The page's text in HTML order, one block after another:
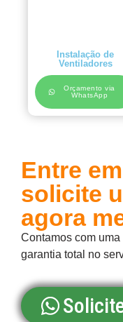
Instalação de
Ventiladores
Orçamento via
WhatsApp
Entre
solicite
agora
Contamos com
garantia total no